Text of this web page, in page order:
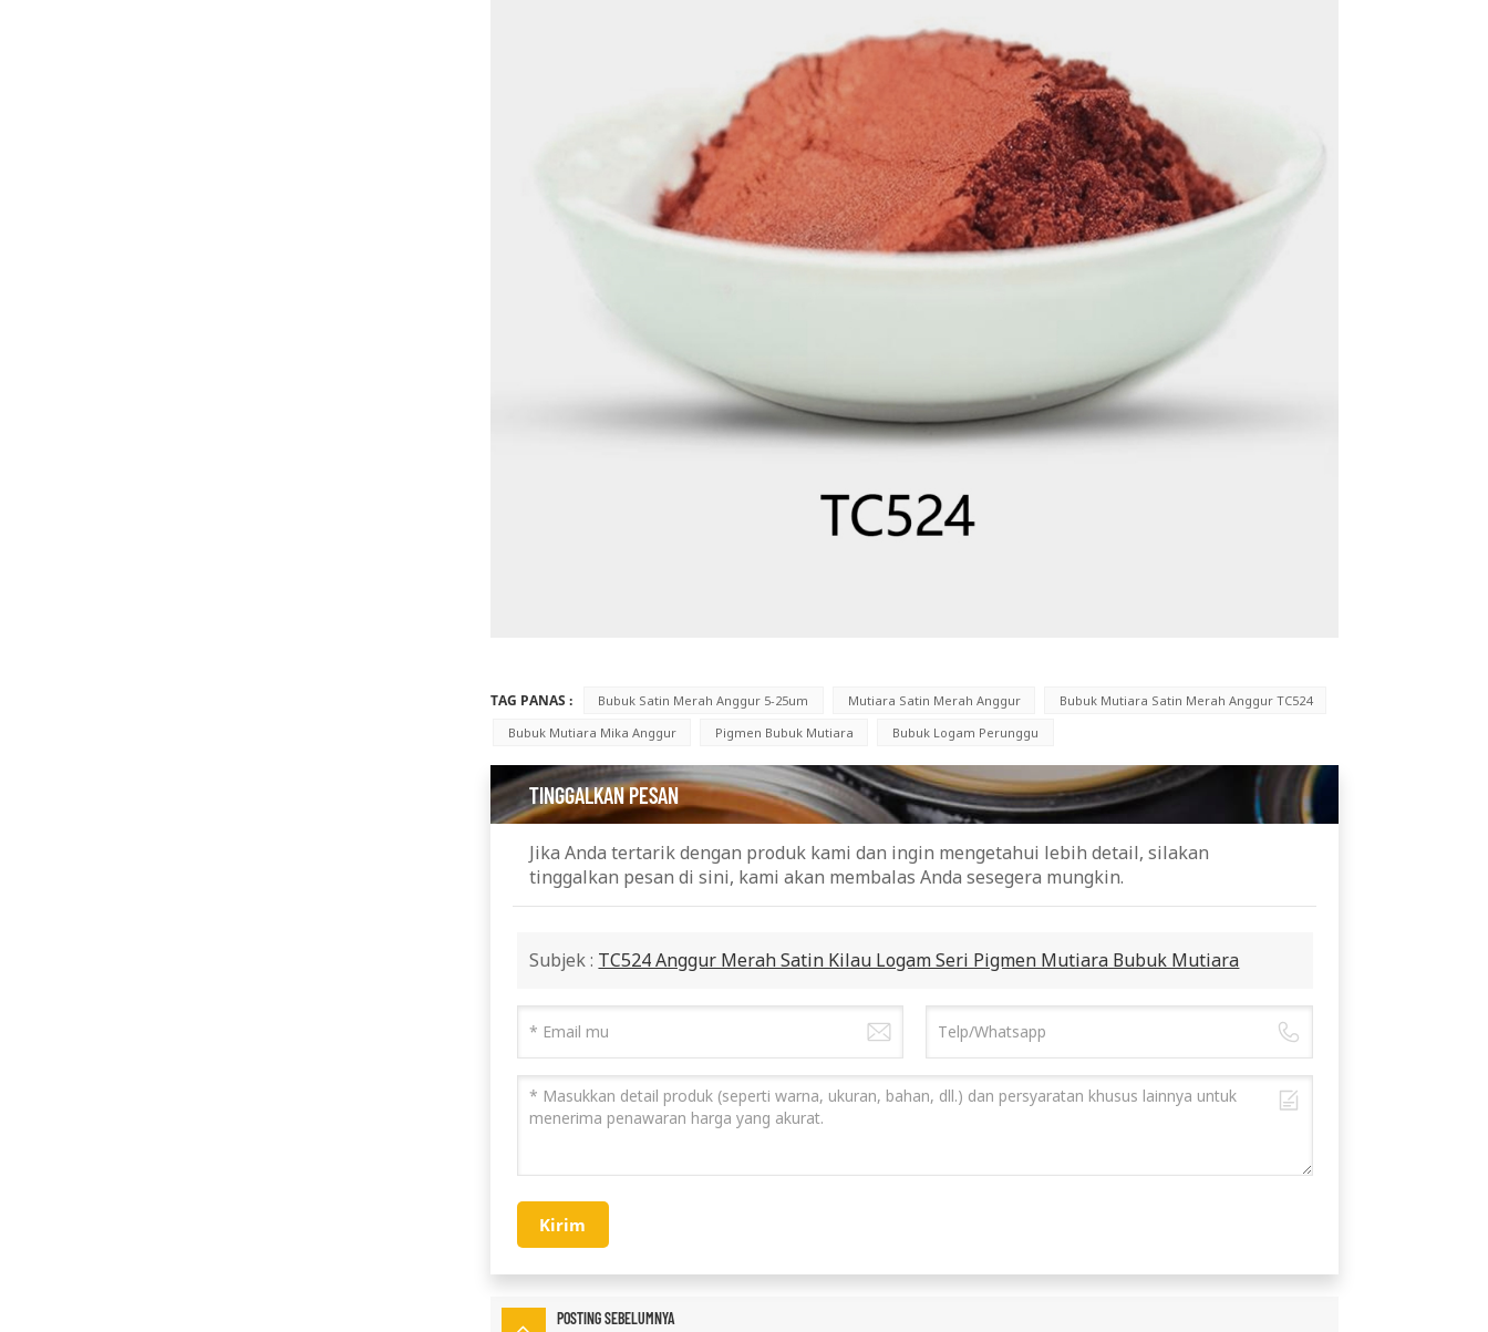
TAG PANAS : Bubuk Satin Merah Anggur 5-25um Mutiara Satin Merah Anggur
Bubuk Mutiara Satin Merah Anggur TC524
Bubuk Mutiara Mika Anggur
Pigmen Bubuk Mutiara Bubuk Logam Perunggu
TINGGALKAN PESAN
Jika Anda tertarik dengan produk kami dan ingin mengetahui lebih detail, silakan
tinggalkan pesan di sini, kami akan membalas Anda sesegera mungkin.
Subjek : TC524 Anggur Merah Satin Kilau Logam Seri Pigmen Mutiara Bubuk Mutiara
Kirim
POSTING SEBELUMNYA